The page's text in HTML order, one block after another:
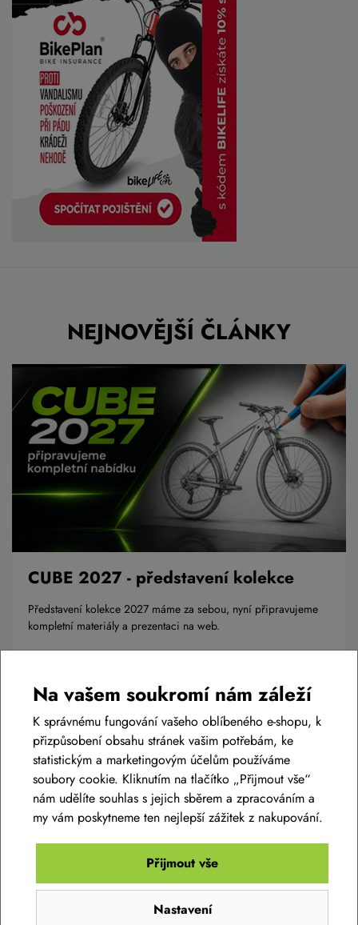
NEJNOVĚJŠÍ ČLÁNKY
CUBE 2027 - představení kolekce
Představení kolekce 2027 máme za sebou, nyní připravujeme
kompletní materiály a prezentaci na web.
Číst článek
Na vašem soukromí nám záleží
K správnému fungování vašeho oblíbeného e-shopu, k
přizpůsobení obsahu stránek vašim potřebám, ke
statistickým a marketingovým účelům používáme
soubory cookie. Kliknutím na tlačítko „Přijmout vše“
nám udělíte souhlas s jejich sběrem a zpracováním a
my vám poskytneme ten nejlepší zážitek z nakupování.
Nastavení
Přijmout vše